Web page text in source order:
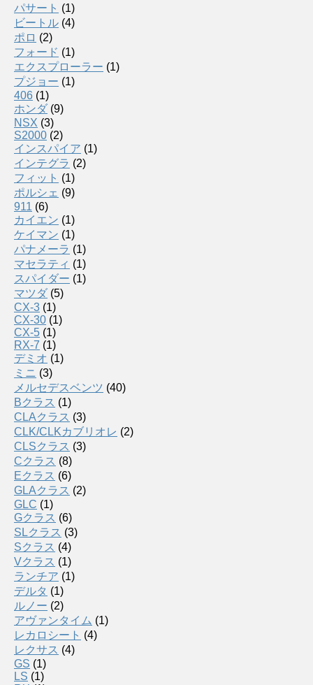
パサート (1)
ビートル (4)
ポロ (2)
フォード (1)
エクスプローラー (1)
プジョー (1)
406 (1)
ホンダ (9)
NSX (3)
S2000 (2)
インスパイア (1)
インテグラ (2)
フィット (1)
ポルシェ (9)
911 (6)
カイエン (1)
ケイマン (1)
パナメーラ (1)
マセラティ (1)
スパイダー (1)
マツダ (5)
CX-3 (1)
CX-30 (1)
CX-5 (1)
RX-7 (1)
デミオ (1)
ミニ (3)
メルセデスベンツ (40)
Bクラス (1)
CLAクラス (3)
CLK/CLKカブリオレ (2)
CLSクラス (3)
Cクラス (8)
Eクラス (6)
GLAクラス (2)
GLC (1)
Gクラス (6)
SLクラス (3)
Sクラス (4)
Vクラス (1)
ランチア (1)
デルタ (1)
ルノー (2)
アヴァンタイム (1)
レカロシート (4)
レクサス (4)
GS (1)
LS (1)